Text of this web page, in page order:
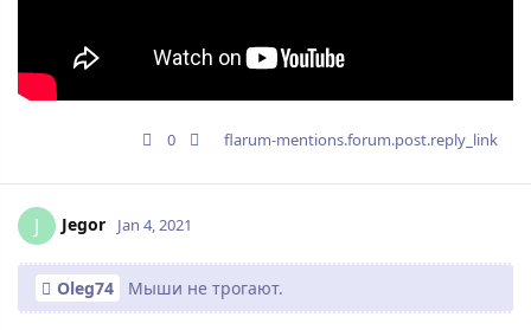
0 flarum-mentions.forum.post.reply_link
J Jegor Jan 4, 2021
Oleg74 Мыши не трогают.